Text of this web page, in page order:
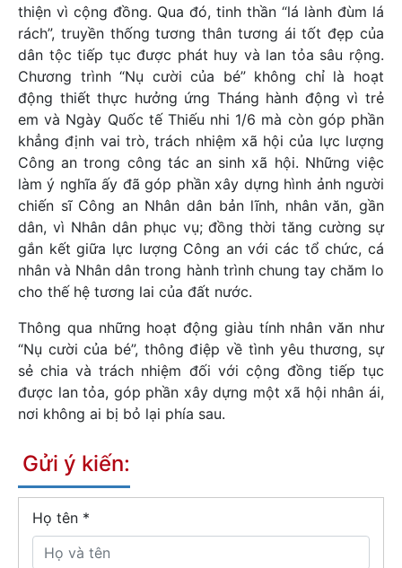
thiện vì cộng đồng. Qua đó, tinh thần “lá lành đùm lá
rách”, truyền thống tương thân tương ái tốt đẹp của
dân tộc tiếp tục được phát huy và lan tỏa sâu rộng.
Chương trình “Nụ cười của bé” không chỉ là hoạt
động thiết thực hưởng ứng Tháng hành động vì trẻ
em và Ngày Quốc tế Thiếu nhi 1/6 mà còn góp phần
khẳng định vai trò, trách nhiệm xã hội của lực lượng
Công an trong công tác an sinh xã hội. Những việc
làm ý nghĩa ấy đã góp phần xây dựng hình ảnh người
chiến sĩ Công an Nhân dân bản lĩnh, nhân văn, gần
dân, vì Nhân dân phục vụ; đồng thời tăng cường sự
gắn kết giữa lực lượng Công an với các tổ chức, cá
nhân và Nhân dân trong hành trình chung tay chăm lo
cho thế hệ tương lai của đất nước.
Thông qua những hoạt động giàu tính nhân văn như
“Nụ cười của bé”, thông điệp về tình yêu thương, sự
sẻ chia và trách nhiệm đối với cộng đồng tiếp tục
được lan tỏa, góp phần xây dựng một xã hội nhân ái,
nơi không ai bị bỏ lại phía sau.
Gửi ý kiến:
Họ tên *